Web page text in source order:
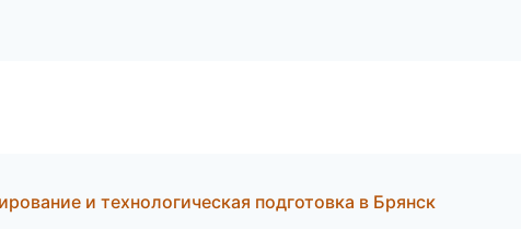
и технологическая подготовка в Брянск